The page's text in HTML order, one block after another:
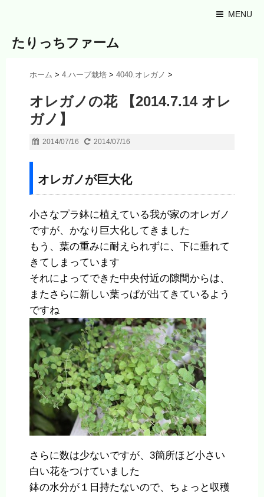
MENU
たりっちファーム
ホーム > 4.ハーブ栽培 > 4040.オレガノ >
オレガノの花 【2014.7.14 オレ
ガノ】
2014/07/16 2014/07/16
オレガノが巨大化
小さなプラ鉢に植えている我が家のオレガノ
ですが、かなり巨大化してきました
もう、葉の重みに耐えられずに、下に垂れて
きてしまっています
それによってできた中央付近の隙間からは、
またさらに新しい葉っぱが出てきているよう
ですね
さらに数は少ないですが、3箇所ほど小さい
白い花をつけていました
鉢の水分が１日持たないので、ちょっと収穫